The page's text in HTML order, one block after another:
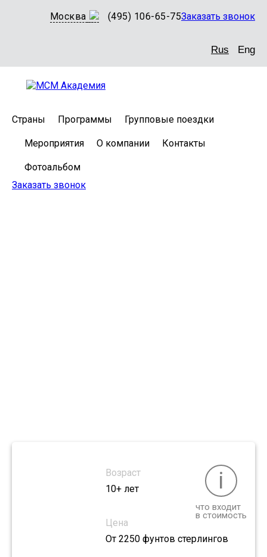
Москва (495) 106-65-75Заказать звонок
Rus Eng
Страны Программы Групповые поездки
Мероприятия О компании Контакты
Фотоальбом
Заказать звонок
Возраст
10+ лет
i
что входит
в стоимость
Цена
От 2250 фунтов стерлингов